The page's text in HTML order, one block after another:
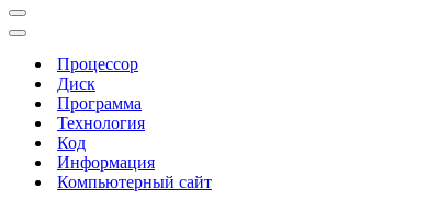
Меню
навигации
Меню
навигацииПроцессор
Диск
Программа
Технология
Код
Информация
Компьютерный сайт